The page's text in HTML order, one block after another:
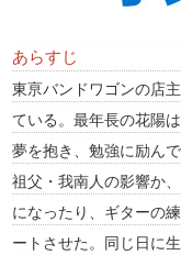
あらすじ
東亰バンドワゴンの店
ている。最年長の花陽
夢を抱き、勉強に励んで
祖父・我南人の影響か
になったり、ギターの
ートさせた。同じ日に